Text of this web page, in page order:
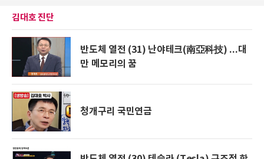
김대호 진단
반도체 열전 (31) 난야테크(南亞科技) ...대
만 메모리의 꿈
청개구리 국민연금